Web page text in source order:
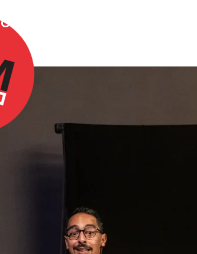
Over Omdenken